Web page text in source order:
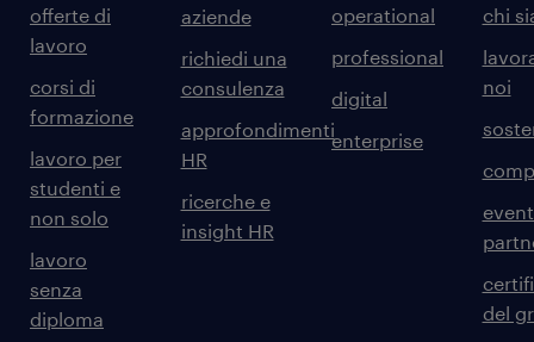
offerte di
lavoro
corsi di
formazione
lavoro per
studenti e
non solo
lavoro
senza
diploma
aziende
richiedi una
consulenza
approfondimenti
HR
ricerche e
insight HR
operational
professional
digital
enterprise
chi
noi
del